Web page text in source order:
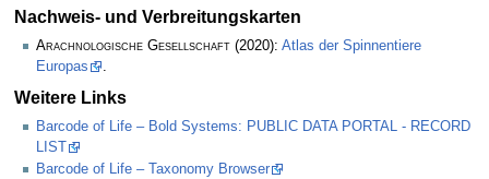
Nachweis- und Verbreitungskarten
Arachnologische Gesellschaft (2020): Atlas der Spinnentiere
Europas
.
Weitere Links
Barcode of Life – Bold Systems: PUBLIC DATA PORTAL - RECORD
LIST
Barcode of Life – Taxonomy Browser